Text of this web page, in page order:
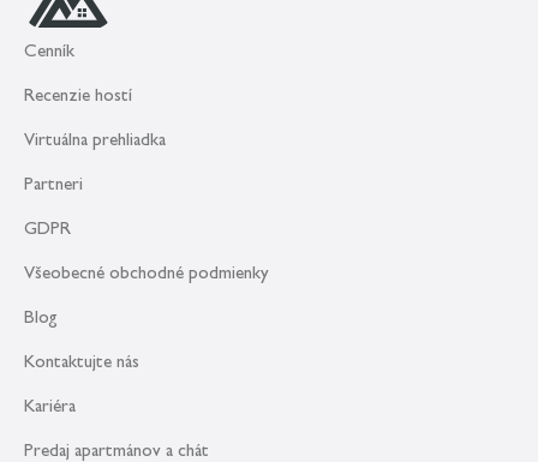
Cenník
Recenzie hostí
Virtuálna prehliadka
Partneri
GDPR
Všeobecné obchodné podmienky
Blog
Kontaktujte nás
Kariéra
Predaj apartmánov a chát